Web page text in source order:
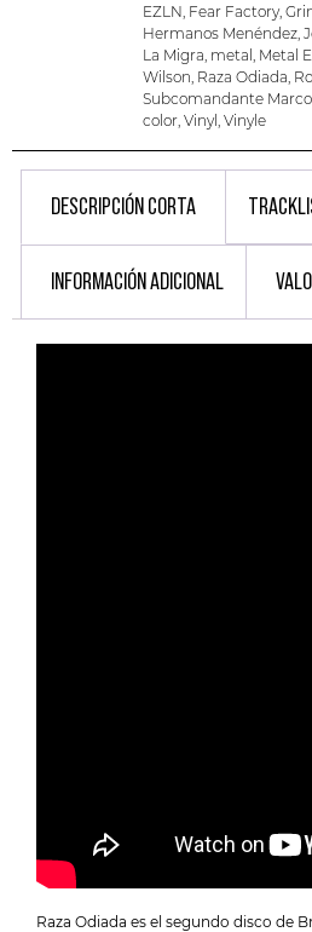
EZLN Fear Factory,
Hermanos Menéndez
La Migra metal Metal
Wilson Raza Odiada
Subcomandante
color Vinyl Vinyle
DESCRIPCIÓN CORTA
INFORMACIÓN ADICIONAL
Raza Odiada es el segundo disco de